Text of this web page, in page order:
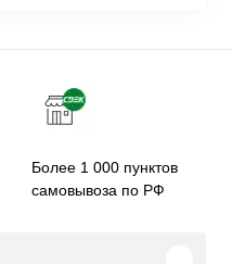
Более 1 000 пунктов
самовывоза по РФ